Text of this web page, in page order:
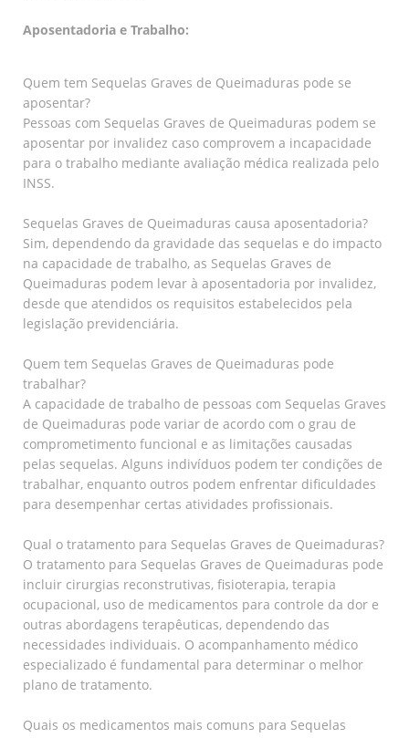
Aposentadoria e Trabalho:
Quem tem Sequelas Graves de Queimaduras pode se
aposentar?
Pessoas com Sequelas Graves de Queimaduras podem se
aposentar por invalidez caso comprovem a incapacidade
para o trabalho mediante avaliação médica realizada pelo
INSS.
Sequelas Graves de Queimaduras causa aposentadoria?
Sim, dependendo da gravidade das sequelas e do impacto
na capacidade de trabalho, as Sequelas Graves de
Queimaduras podem levar à aposentadoria por invalidez,
desde que atendidos os requisitos estabelecidos pela
legislação previdenciária.
Quem tem Sequelas Graves de Queimaduras pode
trabalhar?
A capacidade de trabalho de pessoas com Sequelas Graves
de Queimaduras pode variar de acordo com o grau de
comprometimento funcional e as limitações causadas
pelas sequelas. Alguns indivíduos podem ter condições de
trabalhar, enquanto outros podem enfrentar dificuldades
para desempenhar certas atividades profissionais.
Qual o tratamento para Sequelas Graves de Queimaduras?
O tratamento para Sequelas Graves de Queimaduras pode
incluir cirurgias reconstrutivas, fisioterapia, terapia
ocupacional, uso de medicamentos para controle da dor e
outras abordagens terapêuticas, dependendo das
necessidades individuais. O acompanhamento médico
especializado é fundamental para determinar o melhor
plano de tratamento.
Quais os medicamentos mais comuns para Sequelas